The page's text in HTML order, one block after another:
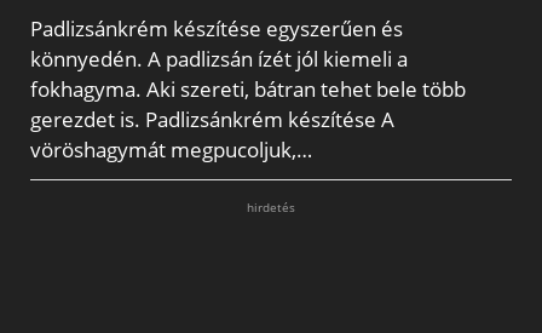
Padlizsánkrém készítése egyszerűen és
könnyedén. A padlizsán ízét jól kiemeli a
fokhagyma. Aki szereti, bátran tehet bele több
gerezdet is. Padlizsánkrém készítése A
vöröshagymát megpucoljuk,…
hirdetés